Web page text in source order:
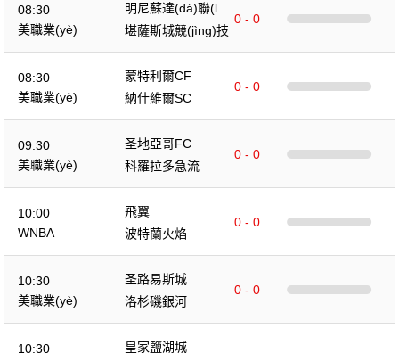
08:30
美職業(yè)
明尼蘇達(dá)聯(liá
n)
0 - 0
堪薩斯城競(jìng)技
08:30
美職業(yè)
蒙特利爾CF
0 - 0
納什維爾SC
09:30
美職業(yè)
圣地亞哥FC
0 - 0
科羅拉多急流
10:00
WNBA
飛翼
0 - 0
波特蘭火焰
10:30
美職業(yè)
圣路易斯城
0 - 0
洛杉磯銀河
10:30
皇家鹽湖城